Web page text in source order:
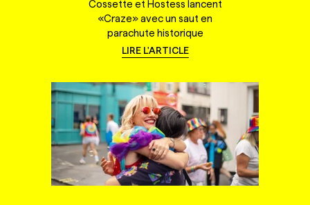
Cossette et Hostess lancent
«Craze» avec un saut en
parachute historique
LIRE L'ARTICLE